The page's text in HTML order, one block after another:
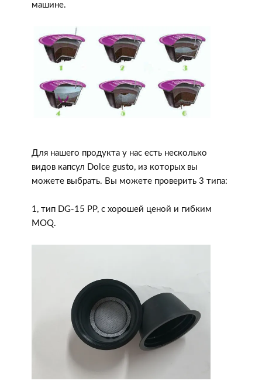
машине.
Для нашего продукта у нас есть несколько
видов капсул Dolce gusto, из которых вы
можете выбрать. Вы можете проверить 3 типа:
1, тип DG-15 PP, с хорошей ценой и гибким
MOQ.